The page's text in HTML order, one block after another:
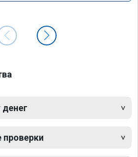
денег
проверки